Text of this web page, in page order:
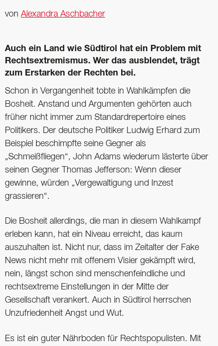
von Alexandra Aschbacher
Auch ein Land wie Südtirol hat ein Problem mit
Rechtsextremismus. Wer das ausblendet, trägt
zum Erstarken der Rechten bei.
Schon in Vergangenheit tobte in Wahlkämpfen die
Bosheit. Anstand und Argumenten gehörten auch
früher nicht immer zum Standardrepertoire eines
Politikers. Der deutsche Politiker Ludwig Erhard zum
Beispiel beschimpfte seine Gegner als
„Schmeißfliegen“, John Adams wiederum lästerte über
seinen Gegner Thomas Jefferson: Wenn dieser
gewinne, würden „Vergewaltigung und Inzest
grassieren“.
Die Bosheit allerdings, die man in diesem Wahlkampf
erleben kann, hat ein Niveau erreicht, das kaum
auszuhalten ist. Nicht nur, dass im Zeitalter der Fake
News nicht mehr mit offenem Visier gekämpft wird,
nein, längst schon sind menschenfeindliche und
rechtsextreme Einstellungen in der Mitte der
Gesellschaft verankert. Auch in Südtirol herrschen
Unzufriedenheit Angst und Wut.
Es ist ein guter Nährboden für Rechtspopulisten. Mit